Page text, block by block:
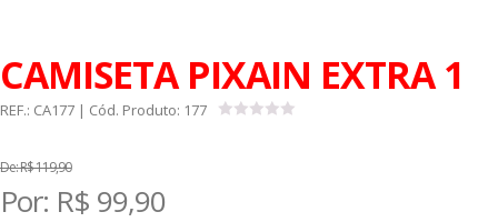
CAMISETA PIXAIN EXTRA 1
REF.: CA177 | Cód. Produto: 177
De:R$ 119,90
Por: R$ 99,90